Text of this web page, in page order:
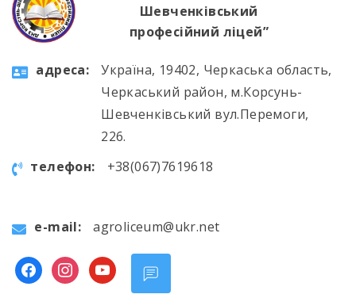
Шевченківський
професійний ліцей”
aдресa:
Україна, 19402, Черкаська область,
Черкаський район, м.Корсунь-
Шевченківський вул.Перемоги,
226.
телефон:
+38(067)7619618
e-mail: agroliceum@ukr.net
facebookinstagram
youtube